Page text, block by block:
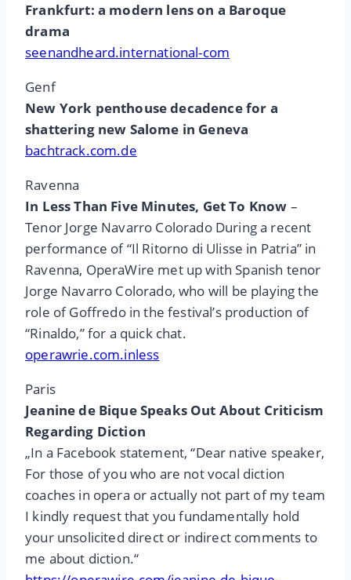
Frankfurt: a modern lens on a Baroque
drama
seenandheard.international-com
Genf
New York penthouse decadence for a
shattering new Salome in Geneva
bachtrack.com.de
Ravenna
In Less Than Five Minutes, Get To Know –
Tenor Jorge Navarro Colorado During a recent
performance of “Il Ritorno di Ulisse in Patria” in
Ravenna, OperaWire met up with Spanish tenor
Jorge Navarro Colorado, who will be playing the
role of Goffredo in the festival’s production of
“Rinaldo,” for a quick chat.
operawrie.com.inless
Paris
Jeanine de Bique Speaks Out About Criticism
Regarding Diction
„In a Facebook statement, “Dear native speaker,
For those of you who are not vocal diction
coaches in opera or actually not part of my team
I kindly request that you fundamentally hold
your unsolicited direct or indirect comments to
me about diction.“